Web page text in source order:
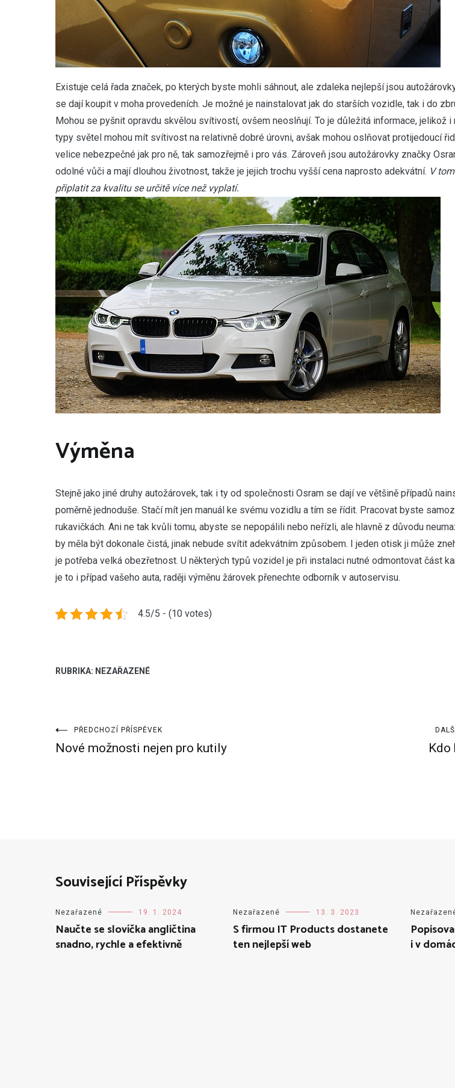
Existuje celá řada značek, po kterých byste mohli sáhnout, ale zdaleka nejlepší jsou a
se dají koupit v moha provedeních. Je možné je nainstalovat jak do starších vozidle, tak i do
Mohou se pyšnit opravdu skvělou svítivostí, ovšem neoslňují. To je důležitá informace, jelikož i
typy světel mohou mít svítivost na relativně dobré úrovni, avšak mohou oslňovat protijedoucí
velice nebezpečné jak pro ně, tak samozřejmě i pro vás. Zároveň jsou autožárovky značky
odolné vůči a mají dlouhou životnost, takže je jejich trochu vyšší cena naprosto adekvátní. V
připlatit za kvalitu se určitě více než vyplatí.
Výměna
Stejně jako jiné druhy autožárovek, tak i ty od společnosti Osram se dají ve většině případů
poměrně jednoduše. Stačí mít jen manuál ke svému vozidlu a tím se řídit. Pracovat byste
rukavičkách. Ani ne tak kvůli tomu, abyste se nepopálili nebo neřízli, ale hlavně z důvodu
by měla být dokonale čistá, jinak nebude svítit adekvátním způsobem. I jeden otisk ji může
je potřeba velká obezřetnost. U některých typů vozidel je při instalaci nutné odmontovat část
je to i případ vašeho auta, raději výměnu žárovek přenechte odborník v autoservisu.
4.5/5 - (10 votes)
RUBRIKA: NEZAŘAZENÉ
Navigace
PŘEDCHOZÍ PŘÍSPĚVEK
Nové možnosti nejen pro kutily Kdo
Související Příspěvky
Nezařazené 19. 1. 2024
Naučte se slovíčka angličtina
snadno, rychle a efektivně
Nezařazené 13. 3. 2023
S firmou IT Products dostanete
ten nejlepší web
i v